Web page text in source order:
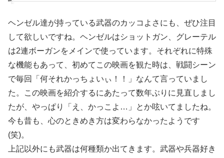
ヘンゼル達が持っている武器のカッコよさにも、ぜひ注目
して欲しいですね。ヘンゼルはショットガン、グレーテル
は2連ボーガンをメインで使っています。それぞれに特殊
な機能もあって、初めてこの映画を観た時は、戦闘シーン
で毎回「何それかっちょいぃ！！」なんて言っていまし
た。この映画を紹介するにあたって数年ぶりに見直しまし
たが、やっぱり「え、かっこよ…」とか呟いてましたね。
今も昔も、心のときめき方は変わらなかったようです
(笑)。
上記以外にも武器は何種類か出てきます。武器や兵器好き